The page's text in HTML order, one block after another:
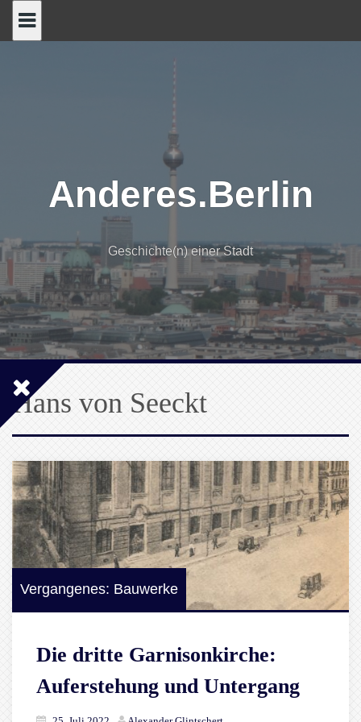
Anderes.Berlin
Geschichte(n) einer Stadt
Hans von Seeckt
Vergangenes: Bauwerke
Die dritte Garnisonkirche:
Auferstehung und Untergang